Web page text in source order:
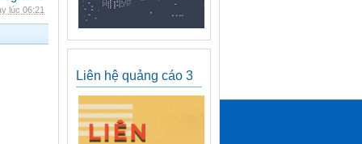
lúc 06:21
Liên hệ quảng cáo 3